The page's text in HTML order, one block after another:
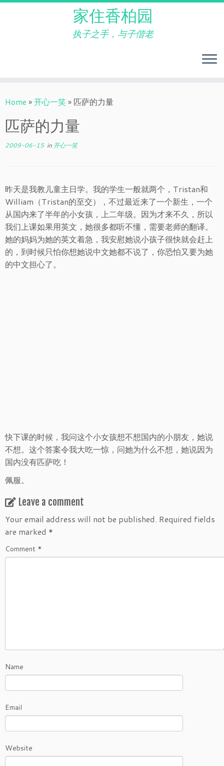
to
家住香柏园
执子之手，与子偕老
Home »开心一笑» 匹萨的力量
匹萨的力量
2009-06-15in 开心一笑
昨天是我教儿童主日学。我的学生一般就两个，Tristan和
William（Tristan的至交），不过最近来了一个新生，一个
从国内来了半年的小女孩，上二年级。因为才来不久，所以
我们上课如果用英文，她很多都听不懂，需要老师的翻译。
她的妈妈为她的英文着急，我安慰她说小孩子很快就会赶上
的，到时候只怕你想她说中文她都不说了，你恐怕又要为她
的中文担心了。
快下课的时候，我问这个小女孩想不想国内的小朋友，她说
不想。这个答案令我大吃一惊，问她为什么不想，她说因为
国内没有匹萨吃！
佩服。
Leave a comment
Your email address will not be published. Required fields
are marked *
Comment *
Name
Email
Website